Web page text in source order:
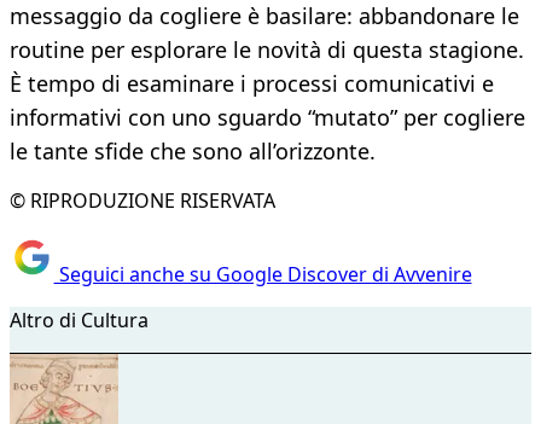
messaggio da cogliere è basilare: abbandonare le
routine per esplorare le novità di questa stagione.
È tempo di esaminare i processi comunicativi e
informativi con uno sguardo “mutato” per cogliere
le tante sfide che sono all’orizzonte.
© RIPRODUZIONE RISERVATA
Seguici anche su Google Discover di Avvenire
Altro di Cultura